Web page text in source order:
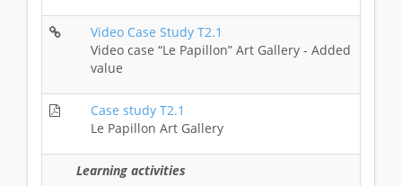
Video Case Study T2.1
Video case “Le Papillon” Art Gallery - Added
value
Case study T2.1
Le Papillon Art Gallery
Learning activities